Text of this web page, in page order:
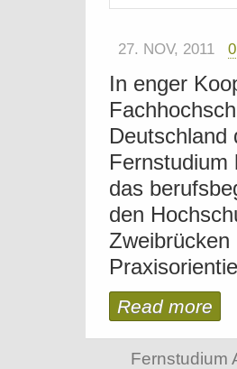
27. NOV, 2011
In enger
Deutschland
Fernstudium
das
den
Read more
Fernstudium